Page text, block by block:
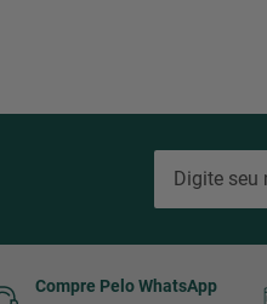
Compre Pelo WhatsApp